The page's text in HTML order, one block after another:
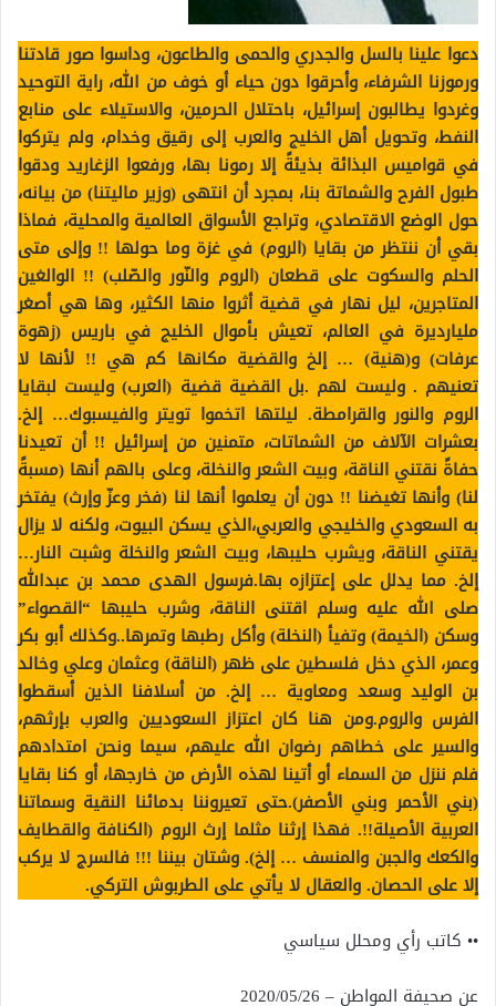
دعوا علينا بالسل والجدري والحمى والطاعون، وداسوا صور قادتنا
ورموزنا الشرفاء، وأحرقوا دون حياء أو خوف من الله، راية التوحيد
وغردوا يطالبون إسرائيل، باحتلال الحرمين، والاستيلاء على منابع
النفط، وتحويل أهل الخليج والعرب إلى رقيق وخدام، ولم يتركوا
في قواميس البذائة بذيئةً إلا رمونا بها، ورفعوا الزغاريد ودقوا
طبول الفرح والشماتة بنا، بمجرد أن انتهى (وزير ماليتنا) من بيانه،
حول الوضع الاقتصادي، وتراجع الأسواق العالمية والمحلية، فماذا
بقي أن ننتظر من بقايا (الروم) في غزة وما حولها !! وإلى متى
الحلم والسكوت على قطعان (الروم والنّور والصّلب) !! الوالغين
المتاجرين، ليل نهار في قضية أثروا منها الكثير، وها هي أصغر
مليارديرة في العالم، تعيش بأموال الخليج في باريس (زهوة
عرفات) و(هنية) … إلخ والقضية مكانها كم هي !! لأنها لا
تعنيهم . وليست لهم .بل القضية قضية (العرب) وليست لبقايا
الروم والنور والقرامطة. ليلتها اتخموا تويتر والفيسبوك… إلخ.
بعشرات الآلاف من الشماتات، متمنين من إسرائيل !! أن تعيدنا
حفاةً نقتني الناقة، وبيت الشعر والنخلة، وعلى بالهم أنها (مسبةً
لنا) وأنها تغيضنا !! دون أن يعلموا أنها لنا (فخر وعزّ وإرث) يفتخر
به السعودي والخليجي والعربي،الذي يسكن البيوت، ولكنه لا يزال
يقتني الناقة، ويشرب حليبها، وبيت الشعر والنخلة وشبت النار…
إلخ. مما يدلل على إعتزازه بها.فرسول الهدى محمد بن عبدالله
صلى الله عليه وسلم اقتنى الناقة، وشرب حليبها “القصواء”
وسكن (الخيمة) وتفيأ (النخلة) وأكل رطبها وتمرها..وكذلك أبو بكر
وعمر، الذي دخل فلسطين على ظهر (الناقة) وعثمان وعلي وخالد
بن الوليد وسعد ومعاوية … إلخ. من أسلافنا الذين أسقطوا
الفرس والروم.ومن هنا كان اعتزاز السعوديين والعرب بإرثهم،
والسير على خطاهم رضوان الله عليهم، سيما ونحن امتدادهم
فلم ننزل من السماء أو أتينا لهذه الأرض من خارجها، أو كنا بقايا
(بني الأحمر وبني الأصفر).حتى تعيروننا بدمائنا النقية وسماتنا
العربية الأصيلة!!. فهذا إرثنا مثلما إرث الروم (الكنافة والقطايف
والكعك والجبن والمنسف … إلخ). وشتان بيننا !!! فالسرج لا يركب
إلا على الحصان. والعقال لا يأتي على الطربوش التركي.
•• كاتب رأي ومحلل سياسي
عن صحيفة المواطن – 2020/05/26